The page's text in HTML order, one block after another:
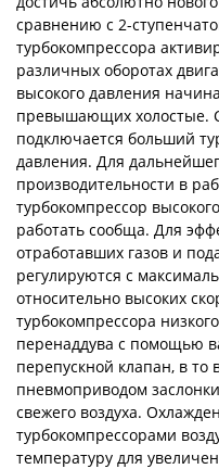
сравнению с 2-
турбокомпрессора
различных оборотах
высокого давления
превышающих холостые.
подключается больший
давления. Для
производительности в
турбокомпрессор
работать сообща. Для
отработавших газов и
регулируются с
относительно высоких
турбокомпрессора
перенаддува с помощью
перепускной клапан, в
пневмоприводом
свежего воздуха.
турбокомпрессорами
температуру для